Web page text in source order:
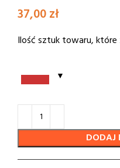
37,00zł
Ilość sztuk towaru, które
DODAJ